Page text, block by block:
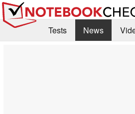
Tests News